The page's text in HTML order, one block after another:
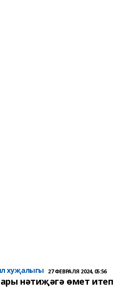
хуҗалыгы 27 ФЕВРАЛЯ 2024, 05:56
нәтиҗәгә өмет итеп